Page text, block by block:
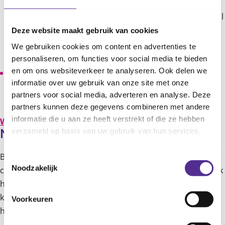
Deze website maakt gebruik van cookies
We gebruiken cookies om content en advertenties te
personaliseren, om functies voor social media te bieden
en om ons websiteverkeer te analyseren. Ook delen we
informatie over uw gebruik van onze site met onze
partners voor social media, adverteren en analyse. Deze
partners kunnen deze gegevens combineren met andere
informatie die u aan ze heeft verstrekt of die ze hebben
verzameld op basis van uw gebruik van hun services.
Toestemmingsselectie
Noodzakelijk
Voorkeuren
anders moeten gaan. Als er een keer ruzie ontstaat, zal
je puber de regels sneller negeren. Komt je tiener met
goede redenen om het anders te doen, stel dan de
regel bij.
Beide ouders moeten over belangrijke punten op één
lijn zitten. Daarmee voorkom je dat je tegen elkaar
wordt uitgespeeld.
Welk type ouder ben jij? Doe de zelftest!
Moet je je puber controleren?
Bij jonge pubers is het verstandig om zo nu en dan te
controleren of ze zich aan de afspraken houden. Het is ook
handig om te weten met wie je kind omgaat. Vrienden
kunnen een positieve, maar ook een negatieve invloed
hebben.